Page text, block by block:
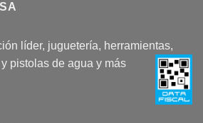
líder, juguetería, herramientas,
pistolas de agua y más